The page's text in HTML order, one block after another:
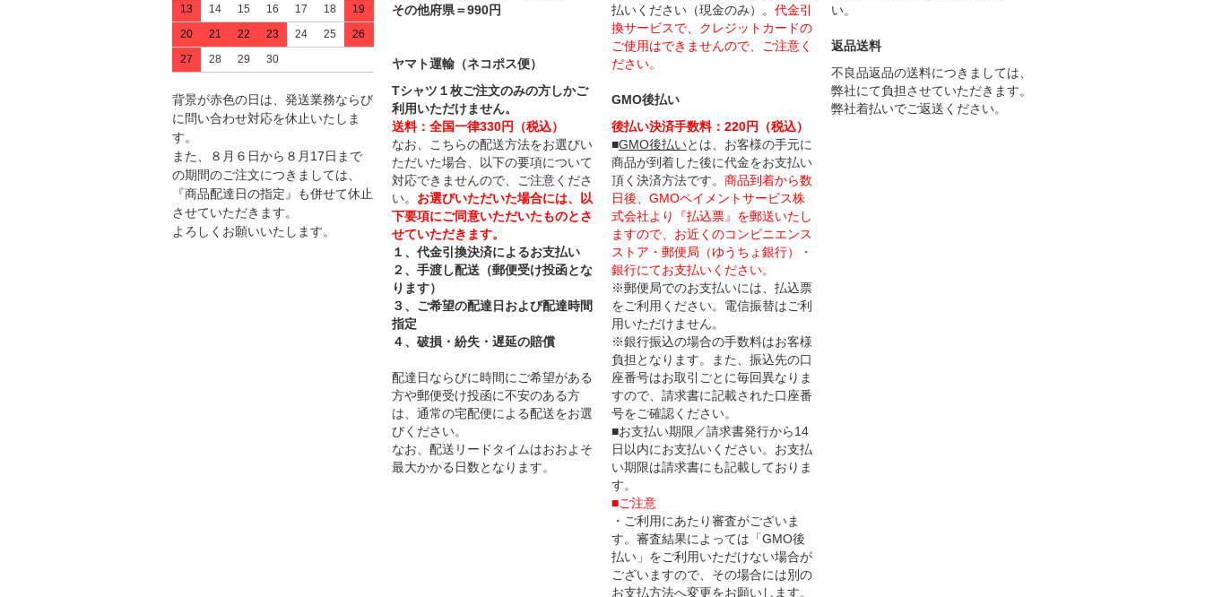
13
14 15 16 17 18
19
20
21 22 23 24 25
26
27
28 29 30
背景が赤色の日は、発送業務ならび
に問い合わせ対応を休止いたしま
す。
また、８月６日から８月17日まで
の期間のご注文につきましては、
『商品配達日の指定』も併せて休止
させていただきます。
よろしくお願いいたします。
その他府県＝990円
ヤマト運輸（ネコポス便）
Tシャツ１枚ご注文のみの方しかご
利用いただけません。
送料：全国一律330円（税込）
なお、こちらの配送方法をお選びい
ただいた場合、以下の要項について
対応できませんので、ご注意くださ
い。 お選びいただいた場合には、以
下要項にご同意いただいたものとさ
せていただきます。
１、代金引換決済によるお支払い
２、手渡し配送（郵便受け投函とな
ります）
３、ご希望の配達日および配達時間
指定
４、破損・紛失・遅延の賠償
配達日ならびに時間にご希望がある
方や郵便受け投函に不安のある方
は、通常の宅配便による配送をお選
びください。
なお、配送リードタイムはおおよそ
最大かかる日数となります。
払いください（現金のみ）。 代金引
換サービスで、クレジットカードの
ご使用はできませんので、ご注意く
ださい。
GMO後払い
後払い決済手数料：220円（税込）
■GMO後払いとは、お客様の手元に
商品が到着した後に代金をお支払い
頂く決済方法です。 商品到着から数
日後、GMOペイメントサービス株
式会社より『払込票』を郵送いたし
ますので、お近くのコンビニエンス
ストア・郵便局（ゆうちょ銀行）・
銀行にてお支払いください。
※郵便局でのお支払いには、払込票
をご利用ください。電信振替はご利
用いただけません。
※銀行振込の場合の手数料はお客様
負担となります。また、振込先の口
座番号はお取引ごとに毎回異なりま
すので、請求書に記載された口座番
号をご確認ください。
■お支払い期限／請求書発行から14
日以内にお支払いください。お支払
い期限は請求書にも記載しておりま
す。
■ご注意
・ご利用にあたり審査がございま
す。審査結果によっては「GMO後
払い」をご利用いただけない場合が
ございますので、その場合には別の
お支払方法へ変更をお願いします。
い。
返品送料
不良品返品の送料につきましては、
弊社にて負担させていただきます。
弊社着払いでご返送ください。